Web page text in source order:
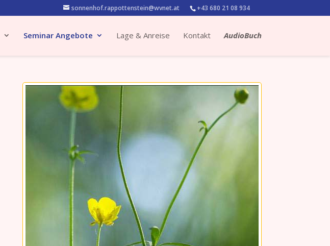
+43 680 21 08 934
sonnenhof.rappottenstein@wvnet.at
Seminar Angebote Lage & Anreise Kontakt AudioBuch